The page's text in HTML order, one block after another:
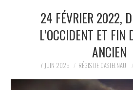
24 FÉVRIER 2022,
L’OCCIDENT ET FIN
ANCIEN
7 JUIN 2025 RÉGIS DE CASTELNAU